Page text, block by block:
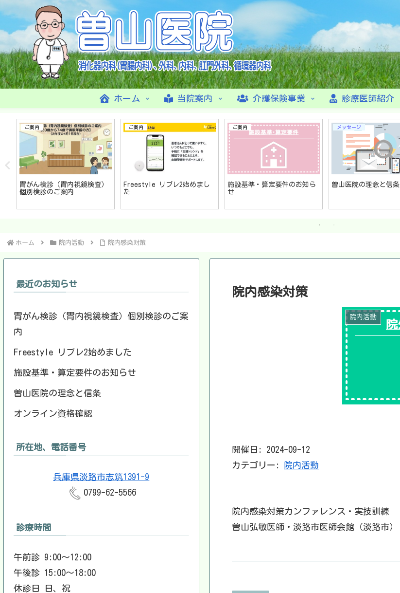
ホーム 当院案内 介護保険事業 診療医師紹介
ご案内
胃がん検診（胃内視鏡検査）
個別検診のご案内
ご案内
Freestyle リブレ2始めまし
た
ご案内
施設基準・算定要件のお知ら
せ
メッセージ
曽山医院の理念と信条
ホーム 院内活動 院内感染対策
院内感染対策
院内活動
開催日: 2024-09-12
カテゴリー: 院内活動
院内感染対策カンファレンス・実技訓練
曽山弘敏医師・淡路市医師会館（淡路市）
最近のお知らせ
胃がん検診（胃内視鏡検査）個別検診のご案
内
Freestyle リブレ2始めました
施設基準・算定要件のお知らせ
曽山医院の理念と信条
オンライン資格確認
所在地、電話番号
兵庫県淡路市志筑1391-9
0799-62-5566
診療時間
午前診 9:00～12:00
午後診 15:00～18:00
休診日 日、祝